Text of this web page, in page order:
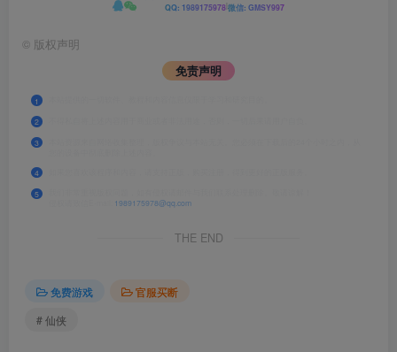
QQ: 1989175978微信: GMSY997
© 版权声明
免责声明
1
2
3
4
5
1989175978@qq.com
THE END
免费游戏
官服买断
# 仙侠